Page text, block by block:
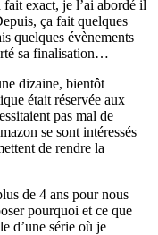
fait exact, je l’ai abordé il
ça fait quelques
quelques évènements
sa finalisation…
dizaine, bientôt
était réservée aux
pas mal de
se sont intéressés
de rendre la
de 4 ans pour nous
pourquoi et ce que
d’une série où je